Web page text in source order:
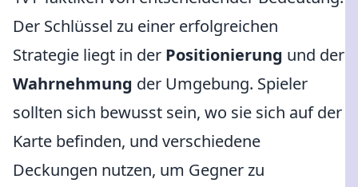
Der Schlüssel zu einer erfolgreichen
Strategie liegt in der Positionierung und der
Wahrnehmung der Umgebung. Spieler
sollten sich bewusst sein, wo sie sich auf der
Karte befinden, und verschiedene
Deckungen nutzen, um Gegner zu